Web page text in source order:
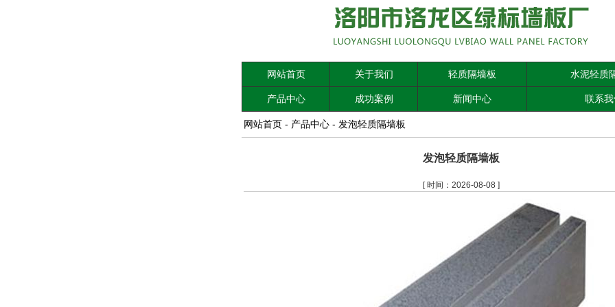
网站首页 关于我们 轻质隔墙板 水泥轻质
产品中心 成功案例 新闻中心 联系我
网站首页 - 产品中心 - 发泡轻质隔墙板
发泡轻质隔墙板
[ 时间：2026-08-08 ]